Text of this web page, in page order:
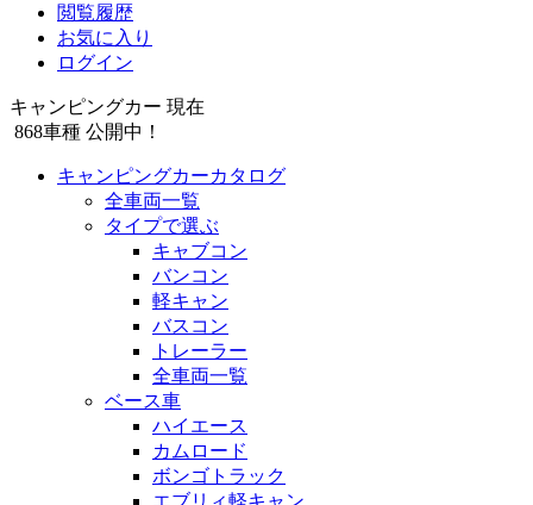
閲覧履歴
お気に入り
ログイン
キャンピングカー 現在
868車種 公開中！
キャンピングカーカタログ
全車両一覧
タイプで選ぶ
キャブコン
バンコン
軽キャン
バスコン
トレーラー
全車両一覧
ベース車
ハイエース
カムロード
ボンゴトラック
エブリィ軽キャン